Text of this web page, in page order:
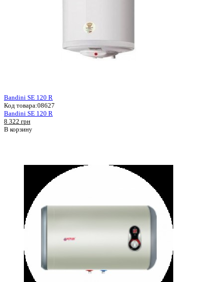
Bandini SE 120 R
Код товара:08627
Bandini SE 120 R
8 322 грн
В корзину